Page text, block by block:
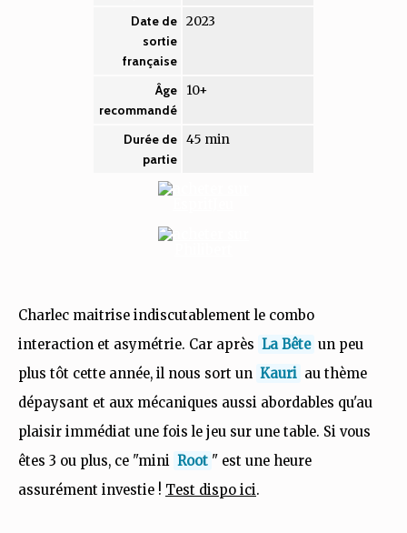
Date de
sortie
française
2023
Âge
recommandé
10+
Durée de
partie
45 min
Charlec maitrise indiscutablement le combo
interaction et asymétrie. Car après La Bête un peu
plus tôt cette année, il nous sort un Kauri au thème
dépaysant et aux mécaniques aussi abordables qu'au
plaisir immédiat une fois le jeu sur une table. Si vous
êtes 3 ou plus, ce "mini Root " est une heure
assurément investie ! Test dispo ici.